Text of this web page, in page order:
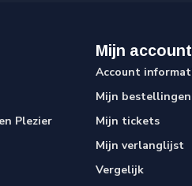
Plezier
Mijn account
Account
Mijn bestellingen
Mijn tickets
Mijn verlanglijst
Vergelijk